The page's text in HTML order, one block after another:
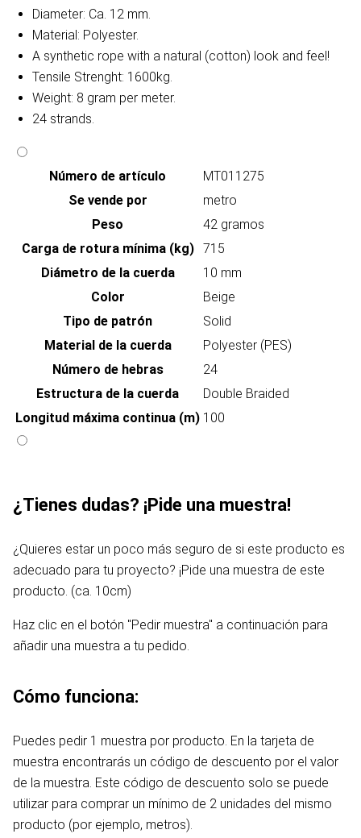
Diameter: Ca. 12 mm.
Material: Polyester.
A synthetic rope with a natural (cotton) look and feel!
Tensile Strenght: 1600kg.
Weight: 8 gram per meter.
24 strands.
Número de artículo
MT011275
Se vende por
metro
Peso
42 gramos
Carga de rotura mínima (kg)
715
Diámetro de la cuerda
10 mm
Color
Beige
Tipo de patrón
Solid
Material de la cuerda
Polyester (PES)
Número de hebras
24
Estructura de la cuerda
Double Braided
Longitud máxima continua (m) 100
¿Tienes dudas? ¡Pide una muestra!
¿Quieres estar un poco más seguro de si este producto es
adecuado para tu proyecto? ¡Pide una muestra de este
producto. (ca. 10cm)
Haz clic en el botón "Pedir muestra" a continuación para
añadir una muestra a tu pedido.
Cómo funciona:
Puedes pedir 1 muestra por producto. En la tarjeta de
muestra encontrarás un código de descuento por el valor
de la muestra. Este código de descuento solo se puede
utilizar para comprar un mínimo de 2 unidades del mismo
producto (por ejemplo, metros).